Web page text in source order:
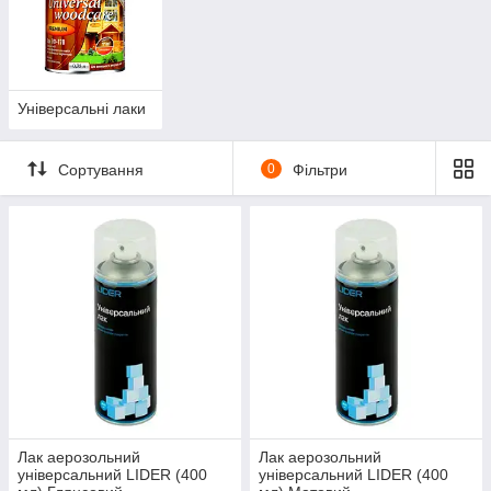
Універсальні лаки
Сортування 0 Фільтри
Лак аерозольний
універсальний LIDER (400
Лак аерозольний
універсальний LIDER (400